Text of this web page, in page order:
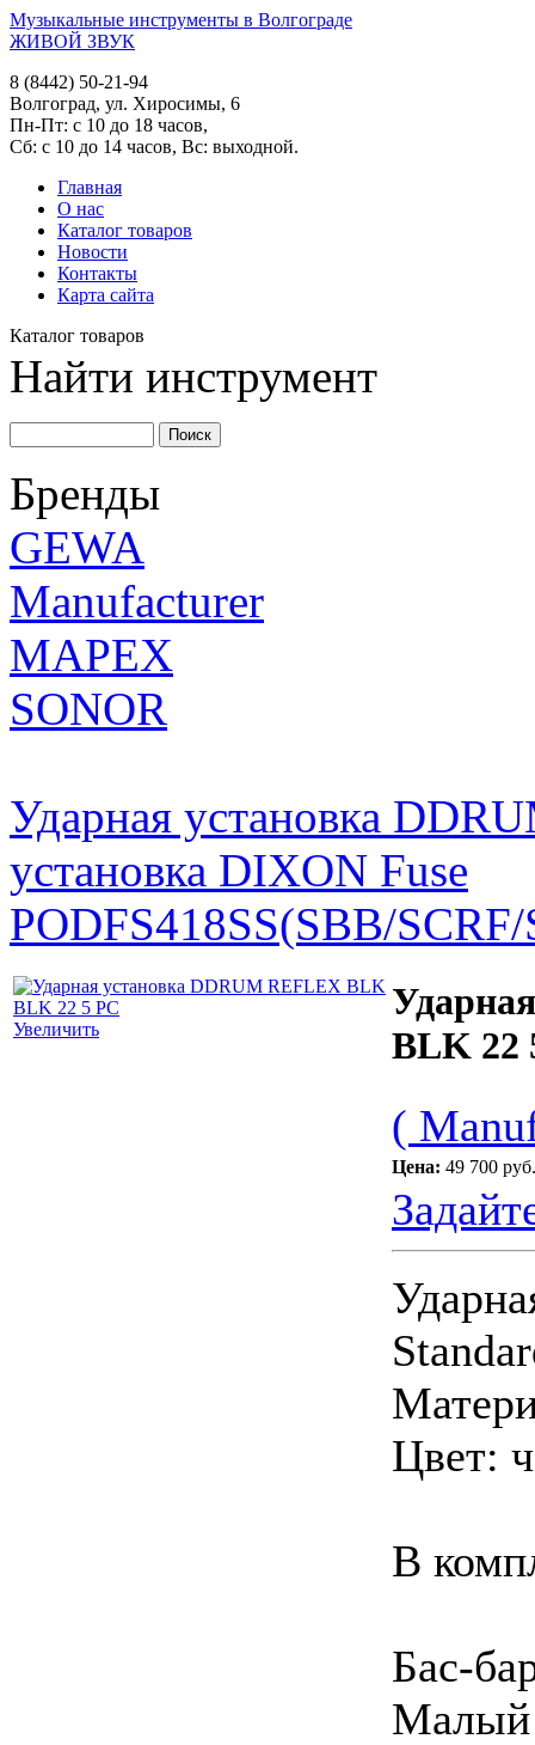
Музыкальные инструменты в Волгограде
ЖИВОЙ ЗВУК
8 (8442) 50-21-94
Волгоград, ул. Хиросимы, 6
Пн-Пт: с 10 до 18 часов,
Сб: с 10 до 14 часов, Вс: выходной.
Главная
О нас
Каталог товаров
Новости
Контакты
Карта сайта
Каталог товаров
Найти инструмент
Бренды
GEWA
Manufacturer
MAPEX
SONOR
Ударная установка
установка DIXON Fuse
PODFS418SS(SBB/
Увеличить
BLK 22
(
Цена: 49 700 руб.
Цвет:
В
Бас-
Малый